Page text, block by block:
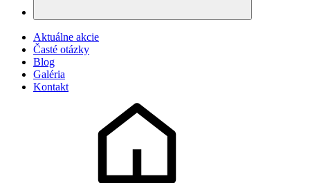
Aktuálne akcie
Časté otázky
Blog
Galéria
Kontakt